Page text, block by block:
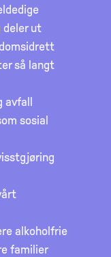
deler ut
så langt
avfall
sosial
alkoholfrie
familier